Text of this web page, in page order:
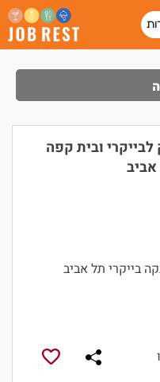
ובית קפה
בייקרי תל אביב